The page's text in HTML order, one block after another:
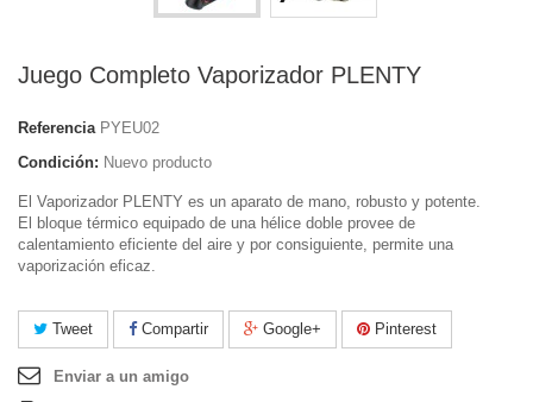
Juego Completo Vaporizador PLENTY
Referencia PYEU02
Condición: Nuevo producto
El Vaporizador PLENTY es un aparato de mano, robusto y potente.
El bloque térmico equipado de una hélice doble provee de
calentamiento eficiente del aire y por consiguiente, permite una
vaporización eficaz.
Tweet Compartir Google+ Pinterest
Enviar a un amigo